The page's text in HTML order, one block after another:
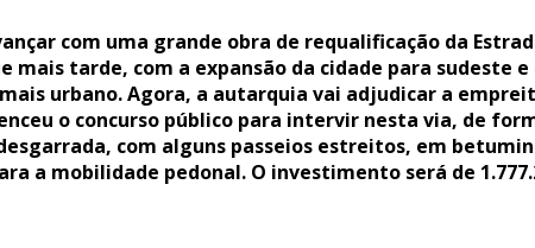
com uma grande obra de requalificação da
mais tarde, com a expansão da cidade para sudeste
urbano. Agora, a autarquia vai adjudicar a
o concurso público para intervir nesta via, de
com alguns passeios estreitos, em
a mobilidade pedonal. O investimento será de